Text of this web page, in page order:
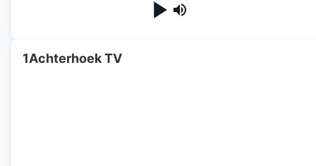
1Achterhoek TV